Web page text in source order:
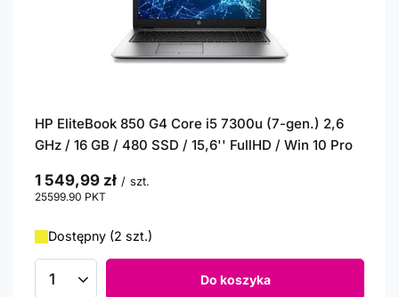
HP EliteBook 850 G4 Core i5 7300u (7-gen.) 2,6
GHz / 16 GB / 480 SSD / 15,6'' FullHD / Win 10 Pro
1 549,99 zł / szt.
25599.90 PKT
Dostępny (2 szt.)
Ilość produktów Do koszyka